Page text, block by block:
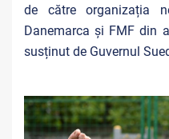
de către organizația
Danemarca şi FMF din
susținut de Guvernul